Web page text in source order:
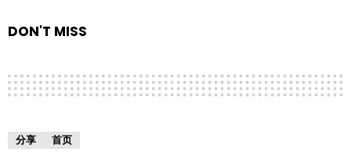
DON'T MISS
分享 首页